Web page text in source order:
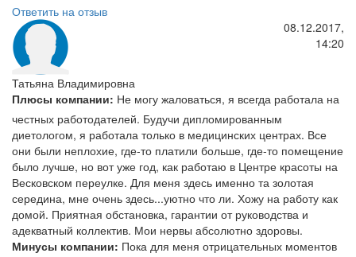
Ответить на отзыв
Татьяна Владимировна
08.12.2017,
14:20
Плюсы компании: Не могу жаловаться, я всегда работала на
честных работодателей. Будучи дипломированным
диетологом, я работала только в медицинских центрах. Все
они были неплохие, где-то платили больше, где-то помещение
было лучше, но вот уже год, как работаю в Центре красоты на
Весковском переулке. Для меня здесь именно та золотая
середина, мне очень здесь...уютно что ли. Хожу на работу как
домой. Приятная обстановка, гарантии от руководства и
адекватный коллектив. Мои нервы абсолютно здоровы.
Минусы компании: Пока для меня отрицательных моментов